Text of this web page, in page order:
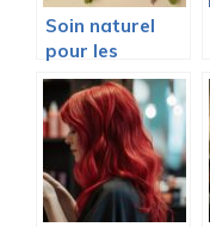
Soin naturel
pour les
cheveux :
astuces simples
pour revitaliser
votre chevelure